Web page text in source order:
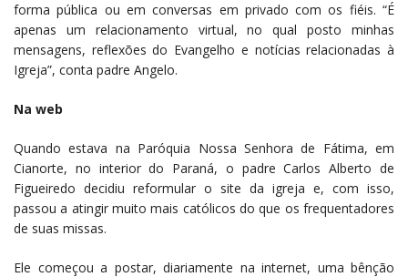
forma pública ou em conversas em privado com os fiéis. “É
apenas um relacionamento virtual, no qual posto minhas
mensagens, reflexões do Evangelho e notícias relacionadas à
Igreja”, conta padre Angelo.
Na web
Quando estava na Paróquia Nossa Senhora de Fátima, em
Cianorte, no interior do Paraná, o padre Carlos Alberto de
Figueiredo decidiu reformular o site da igreja e, com isso,
passou a atingir muito mais católicos do que os frequentadores
de suas missas.
Ele começou a postar, diariamente na internet, uma bênção